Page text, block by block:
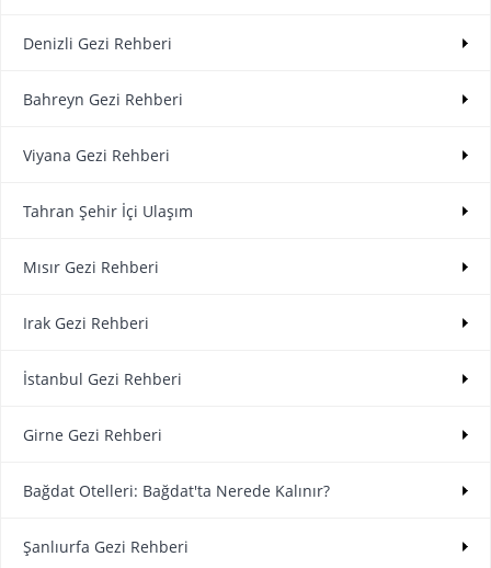
Denizli Gezi Rehberi
Bahreyn Gezi Rehberi
Viyana Gezi Rehberi
Tahran Şehir İçi Ulaşım
Mısır Gezi Rehberi
Irak Gezi Rehberi
İstanbul Gezi Rehberi
Girne Gezi Rehberi
Bağdat Otelleri: Bağdat'ta Nerede Kalınır?
Şanlıurfa Gezi Rehberi